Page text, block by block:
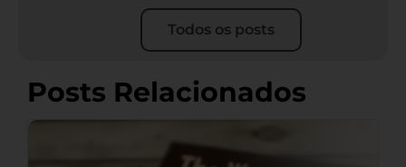
Todos os posts
Posts Relacionados